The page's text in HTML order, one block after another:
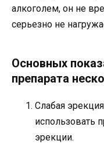
алкоголем, он не
серьезно не
Основных
препарата
Слабая
использовать
эрекции.